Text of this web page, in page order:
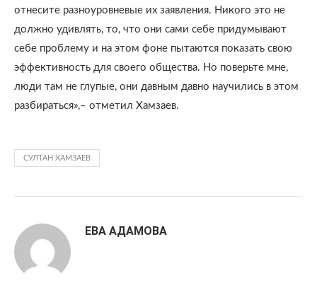
отнесите разноуровневые их заявления. Никого это не
должно удивлять, то, что они сами себе придумывают
себе проблему и на этом фоне пытаются показать свою
эффективность для своего общества. Но поверьте мне,
люди там не глупые, они давным давно научились в этом
разбираться»,– отметил Хамзаев.
СУЛТАН ХАМЗАЕВ
ЕВА АДАМОВА